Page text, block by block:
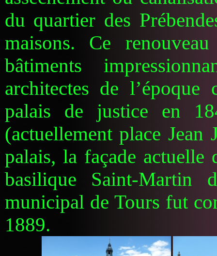
du quartier des
maisons. Ce
bâtiments
architectes de
palais de justice en
(actuellement place
palais, la façade actuelle
basilique Saint-
municipal de Tours fut
1889.